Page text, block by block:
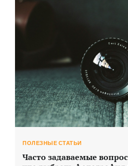
ПОЛЕЗНЫЕ СТАТЬИ
Часто задаваемые